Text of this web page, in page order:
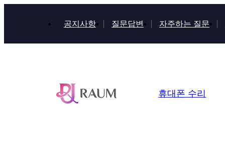
공지사항 질문답변 자주하는 질문
휴대폰 수리